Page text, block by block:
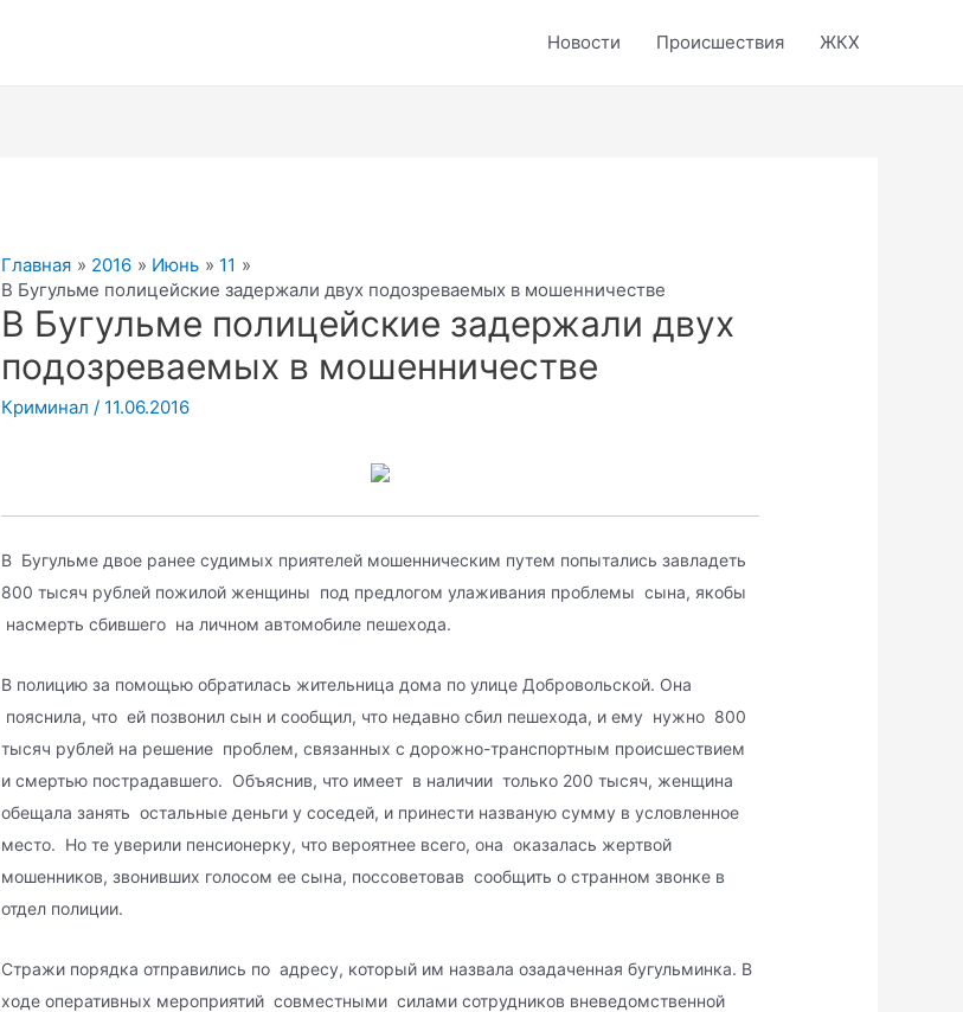
Новости Происшествия ЖКХ
Главная 2016 Июнь
11
В Бугульме полицейские задержали двух подозреваемых в мошенничестве
В Бугульме полицейские задержали двух
подозреваемых в мошенничестве
Криминал / 11.06.2016
В Бугульме двое ранее судимых приятелей мошенническим путем попытались завладеть
800 тысяч рублей пожилой женщины под предлогом улаживания проблемы сына, якобы
насмерть сбившего на личном автомобиле пешехода.
В полицию за помощью обратилась жительница дома по улице Добровольской. Она
пояснила, что ей позвонил сын и сообщил, что недавно сбил пешехода, и ему нужно 800
тысяч рублей на решение проблем, связанных с дорожно-транспортным происшествием
и смертью пострадавшего. Объяснив, что имеет в наличии только 200 тысяч, женщина
обещала занять остальные деньги у соседей, и принести названую сумму в условленное
место. Но те уверили пенсионерку, что вероятнее всего, она оказалась жертвой
мошенников, звонивших голосом ее сына, поссоветовав сообщить о странном звонке в
отдел полиции.
Стражи порядка отправились по адресу, который им назвала озадаченная бугульминка. В
ходе оперативных мероприятий совместными силами сотрудников вневедомственной